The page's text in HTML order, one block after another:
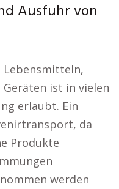
Ausfuhr von
Lebensmitteln,
ist in vielen
erlaubt. Ein
da
Produkte
werden